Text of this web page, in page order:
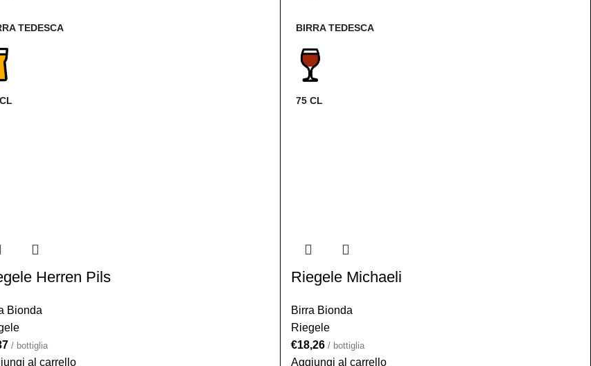
TEDESCA
Herren Pils
Bionda
/ bottiglia
al carrello
BIRRA TEDESCA
75 CL
Riegele Michaeli
Birra Bionda
Riegele
€18,26 / bottiglia
Aggiungi al carrello